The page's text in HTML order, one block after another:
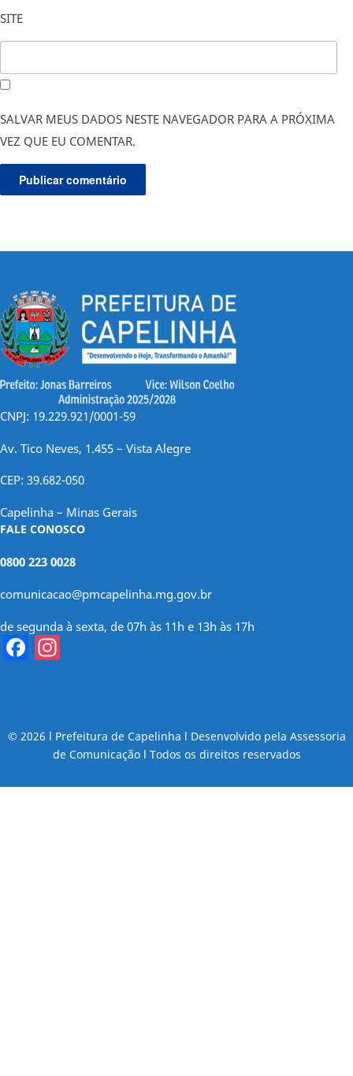
SITE
SALVAR MEUS DADOS NESTE NAVEGADOR PARA A PRÓXIMA
VEZ QUE EU COMENTAR.
CNPJ: 19.229.921/0001-59
Av. Tico Neves, 1.455 – Vista Alegre
CEP: 39.682-050
Capelinha – Minas Gerais
FALE CONOSCO
0800 223 0028
comunicacao@pmcapelinha.mg.gov.br
de segunda à sexta, de 07h às 11h e 13h às 17h
Facebook
© 2026 l Prefeitura de Capelinha l Desenvolvido pela Assessoria
de Comunicação l Todos os direitos reservados